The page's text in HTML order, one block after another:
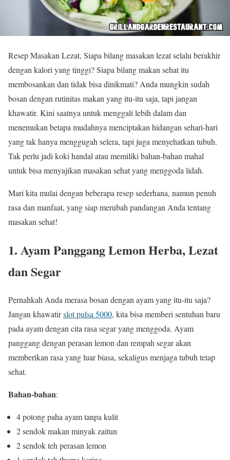
Resep Masakan Lezat, Siapa bilang masakan lezat selalu berakhir
dengan kalori yang tinggi? Siapa bilang makan sehat itu
membosankan dan tidak bisa dinikmati? Anda mungkin sudah
bosan dengan rutinitas makan yang itu-itu saja, tapi jangan
khawatir. Kini saatnya untuk menggali lebih dalam dan
menemukan betapa mudahnya menciptakan hidangan sehari-hari
yang tak hanya menggugah selera, tapi juga menyehatkan tubuh.
Tak perlu jadi koki handal atau memiliki bahan-bahan mahal
untuk bisa menyajikan masakan sehat yang menggoda lidah.
Mari kita mulai dengan beberapa resep sederhana, namun penuh
rasa dan manfaat, yang siap merubah pandangan Anda tentang
masakan sehat!
1. Ayam Panggang Lemon Herba, Lezat
dan Segar
Pernahkah Anda merasa bosan dengan ayam yang itu-itu saja?
Jangan khawatirslot pulsa 5000, kita bisa memberi sentuhan baru
pada ayam dengan cita rasa segar yang menggoda. Ayam
panggang dengan perasan lemon dan rempah segar akan
memberikan rasa yang luar biasa, sekaligus menjaga tubuh tetap
sehat.
Bahan-bahan:
4 potong paha ayam tanpa kulit
2 sendok makan minyak zaitun
2 sendok teh perasan lemon